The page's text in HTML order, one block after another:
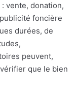
vente, donation,
foncière
durées, de
peuvent,
que le bien